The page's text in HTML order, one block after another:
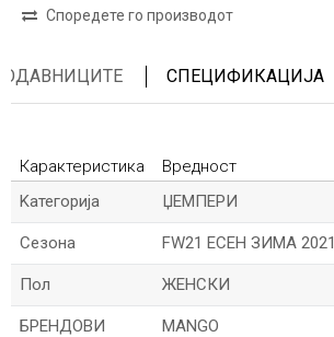
Споредете го производот
СПЕЦИФИКАЦИЈА
Карактеристика
Вредност
Kатегорија
ЏЕМПЕРИ
Сезона FW21 ЕСЕН ЗИМА 2021
Пол ЖЕНСКИ
БРЕНДОВИ MANGO